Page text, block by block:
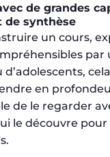
de grandes
de synthèse
un cours,
par
d’adolescents,
en
de le regarder
le découvre pour